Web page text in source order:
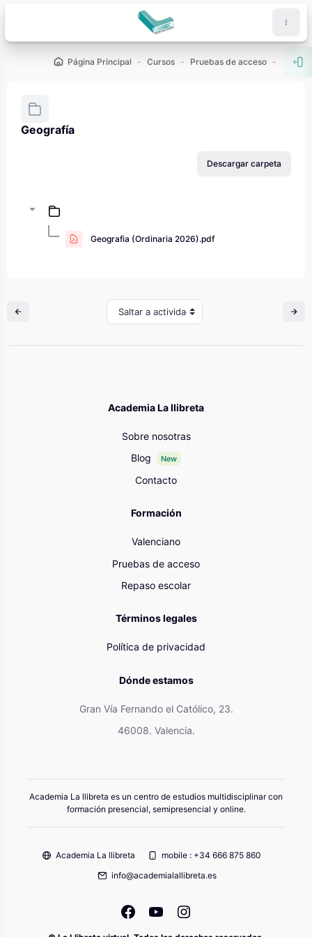
Página Principal Cursos Pruebas de acceso PAU -
Geografía
Descargar carpeta
Geografia (Ordinaria 2026).pdf
Saltar a actividad
Academia La llibreta
Sobre nosotras
Blog
New
Contacto
Formación
Valenciano
Pruebas de acceso
Repaso escolar
Términos legales
Política de privacidad
Dónde estamos
Gran Vía Fernando el Católico, 23.
46008. Valencia.
Academia La llibreta es un centro de estudios multidisciplinar con
formación presencial, semipresencial y online.
Academia La llibreta
mobile : +34 666 875 860
info@academialallibreta.es